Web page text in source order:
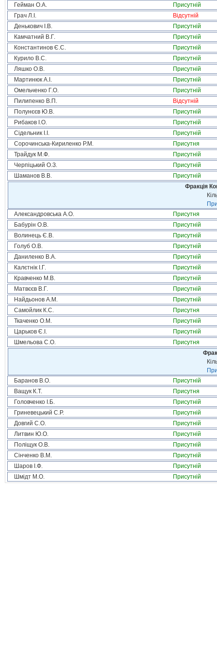
Гейман О.А.
Присутній
Грач Л.І.
Відсутній
Денькович І.В.
Присутній
Камчатний В.Г.
Присутній
Константинов Є.С.
Присутній
Курило В.С.
Присутній
Ляшко О.В.
Присутній
Мартинюк А.І.
Присутній
Омельченко Г.О.
Присутній
Пилипенко В.П.
Відсутній
Полунєєв Ю.В.
Присутній
Рибаков І.О.
Присутній
Сідельник І.І.
Присутній
Сорочинська-Кириленко Р.М.
Присутня
Трайдук М.Ф.
Присутній
Черпіцький О.З.
Присутній
Шаманов В.В.
Присутній
Фракція
Александровська А.О.
Присутня
Бабурін О.В.
Присутній
Волинець Є.В.
Присутній
Голуб О.В.
Присутній
Даниленко В.А.
Присутній
Калєтнік І.Г.
Присутній
Кравченко М.В.
Присутній
Матвєєв В.Г.
Присутній
Найдьонов А.М.
Присутній
Самойлик К.С.
Присутня
Ткаченко О.М.
Присутній
Царьков Є.І.
Присутній
Шмельова С.О.
Присутня
Баранов В.О.
Присутній
Ващук К.Т.
Присутня
Головченко І.Б.
Присутній
Гриневецький С.Р.
Присутній
Довгий С.О.
Присутній
Литвин Ю.О.
Присутній
Поліщук О.В.
Присутній
Сінченко В.М.
Присутній
Шаров І.Ф.
Присутній
Шмідт М.О.
Присутній